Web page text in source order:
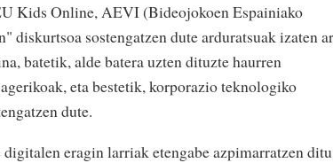
Kids Online, AEVI (Bideojokoen Espainiako
diskurtsoa sostengatzen dute arduratsuak izaten
batetik, alde batera uzten dituzte haurren
eta bestetik, korporazio teknologiko
dute.
eragin larriak etengabe azpimarratzen ditu